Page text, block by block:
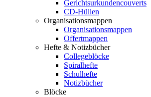
Gerichtsurkundencouverts
CD-Hüllen
Organisationsmappen
Organisationsmappen
Offertmappen
Hefte & Notizbücher
Collegeblöcke
Spiralhefte
Schulhefte
Notizbücher
Blöcke